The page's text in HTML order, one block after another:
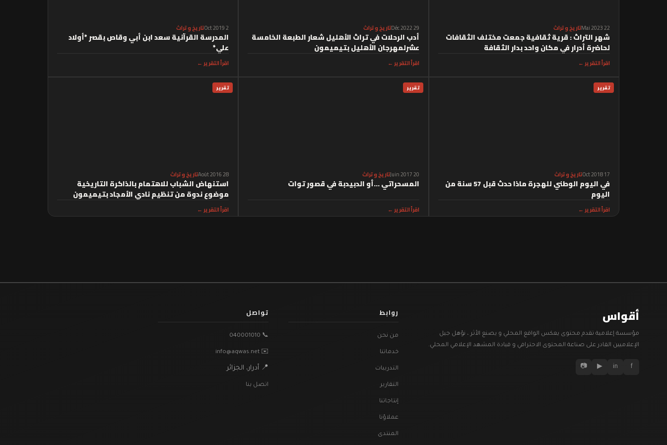
22 Mai 2023 تاريخ و تراث
شهر التراث : قرية ثقافية جمعت مختلف الثقافات
لحاضرة أدرار في مكان واحد بدار الثقافة
اقرأ التقرير ←
29 Déc 2022 تاريخ و تراث
أدب الرحلات في تراث الأهليل شعار الطبعة الخامسة
عشرلمهرجان الأهليل بتيميمون
اقرأ التقرير ←
2 Oct 2019 تاريخ و تراث
المدرسة القرآنية سعد ابن أبي وقاص بقصر *أولاد
علي*
اقرأ التقرير ←
تقرير
17 Oct 2018 تاريخ و تراث
في اليوم الوطني للهجرة ماذا حدث قبل 57 سنة من
اليوم
اقرأ التقرير ←
تقرير
20 Juin 2017 تاريخ و تراث
المسحراتي ...أو الدبيدبة في قصور توات
اقرأ التقرير ←
تقرير
28 Août 2016 تاريخ و تراث
استنهاض الشباب للاهتمام بالذاكرة التاريخية
موضوع ندوة من تنظيم نادي الأمجاد بتيميمون
اقرأ التقرير ←
أقواس
مؤسسة إعلامية تقدم محتوى يعكس الواقع المحلي و يصنع الأثر ، نؤهل جيل
الإعلاميين القادر على صناعة المحتوى الاحترافي و قيادة المشهد الإعلامي المحلي.
f
in
▶
📷
روابط
من نحن
خدماتنا
التدريبات
التقارير
إنتاجاتنا
عملاؤنا
المنتدى
تواصل
📞 040001010
✉️ info@aqwas.net
📍 أدرار، الجزائر
اتصل بنا